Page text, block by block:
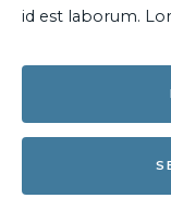
id est laborum.